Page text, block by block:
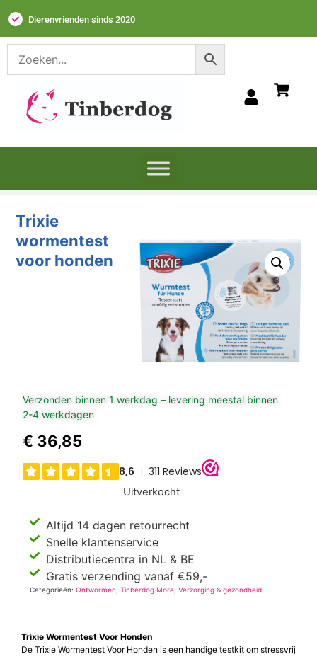
Dierenvrienden sinds 2020
Trixie
wormentest
voor honden
Verzonden binnen 1 werkdag – levering meestal binnen
2-4 werkdagen
€ 36,85
Uitverkocht
Altijd 14 dagen retourrecht
Snelle klantenservice
Distributiecentra in NL & BE
Gratis verzending vanaf €59,-
Categorieën:Ontwormen ,Tinberdog More ,Verzorging & gezondheid
Trixie Wormentest Voor Honden
De Trixie Wormentest Voor Honden is een handige testkit om stressvrij